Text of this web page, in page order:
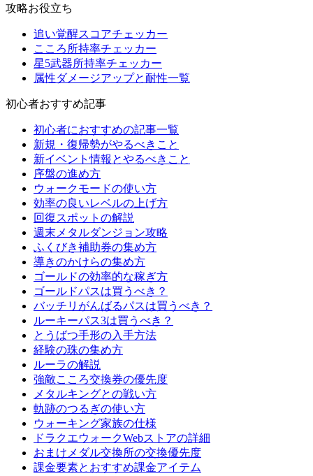
攻略お役立ち
追い覚醒スコアチェッカー
こころ所持率チェッカー
星5武器所持率チェッカー
属性ダメージアップと耐性一覧
初心者おすすめ記事
初心者におすすめの記事一覧
新規・復帰勢がやるべきこと
新イベント情報とやるべきこと
序盤の進め方
ウォークモードの使い方
効率の良いレベルの上げ方
回復スポットの解説
週末メタルダンジョン攻略
ふくびき補助券の集め方
導きのかけらの集め方
ゴールドの効率的な稼ぎ方
ゴールドパスは買うべき？
バッチリがんばるパスは買うべき？
ルーキーパス3は買うべき？
とうばつ手形の入手方法
経験の珠の集め方
ルーラの解説
強敵こころ交換券の優先度
メタルキングとの戦い方
軌跡のつるぎの使い方
ウォーキング家族の仕様
ドラクエウォークWebストアの詳細
おまけメダル交換所の交換優先度
課金要素とおすすめ課金アイテム